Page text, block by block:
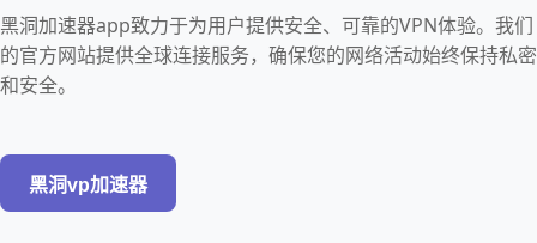
黑洞加速器app致力于为用户提供安全、可靠的VPN体验。我们
的官方网站提供全球连接服务，确保您的网络活动始终保持私密
和安全。
黑洞vp加速器